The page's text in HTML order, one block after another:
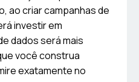
ao criar campanhas de
investir em
dados será mais
você construa
exatamente no